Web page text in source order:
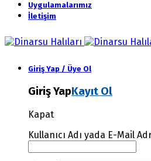
Uygulamalarımız
İletişim
Giriş Yap / Üye Ol
Giriş YapKayıt Ol
Kapat
Kullanıcı Adı yada E-Mail